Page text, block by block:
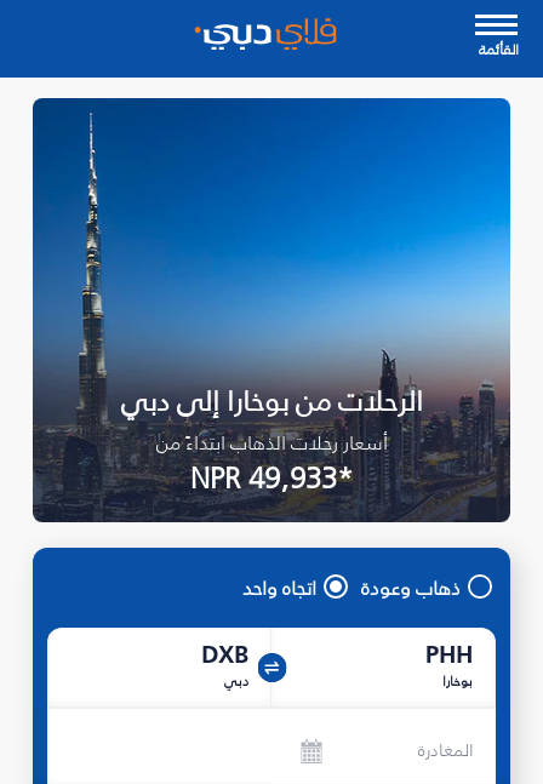
القأئمة
الرحلات من بوخارا إلى دبي
أسعار رحلات الذهاب ابتداءً من
*NPR 49,933
ذهاب وعودة اتجاه واحد
PHH
بوخارا
DXB
دبي
المغادرة